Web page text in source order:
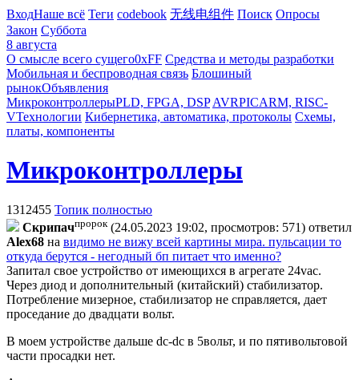
ВходНаше всё Теги codebook 无线电组件 Поиск Опросы
Закон Суббота
8 августа
О смысле всего сущего0xFF Средства и методы разработки
Мобильная и беспроводная связь Блошиный
рынокОбъявления
МикроконтроллерыPLD, FPGA, DSP AVRPICARM, RISC-
VТехнологии Кибернетика, автоматика, протоколы Схемы,
платы, компоненты
Микроконтроллеры
1312455 Топик полностью
Cкpипaчпророк (24.05.2023 19:02, просмотров: 571) ответил
Alex68 на видимо не вижу всей картины мира. пульсации то
откуда берутся - негодный бп питает что именно?
Запитал свое устройство от имеющихся в агрегате 24vac.
Через диод и дополнительный (китайский) стабилизатор.
Потребление мизерное, стабилизатор не справляется, дает
проседание до двадцати вольт.
В моем устройстве дальше dc-dc в 5вольт, и по пятивольтовой
части просадки нет.